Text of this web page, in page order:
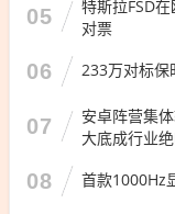
05
特斯拉FSD
对票
06 233万对标保
07
安卓阵营集
大底成行业
08 首款1000Hz